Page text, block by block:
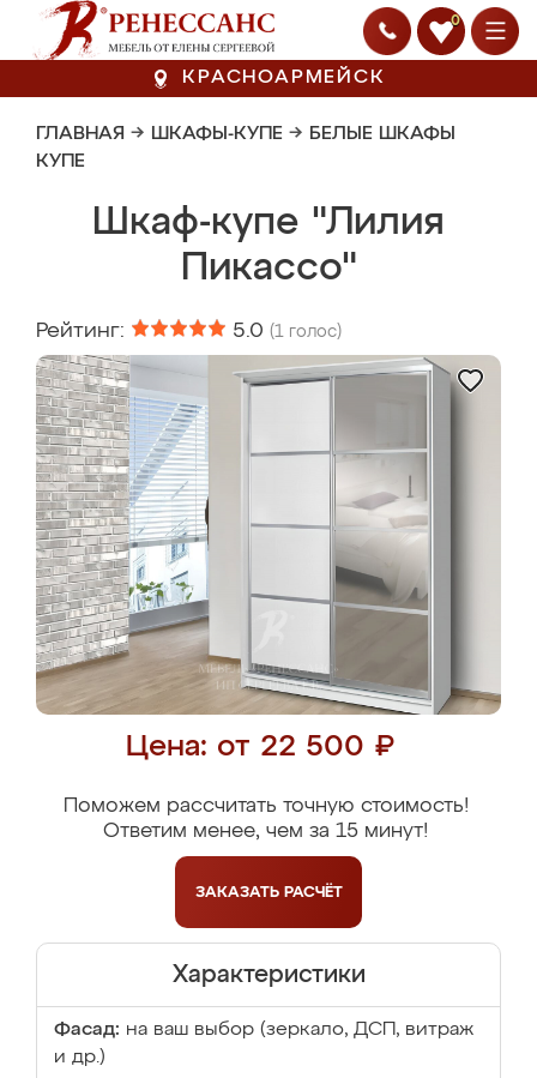
0
КРАСНОАРМЕЙСК
ГЛАВНАЯ → ШКАФЫ-КУПЕ → БЕЛЫЕ ШКАФЫ
КУПЕ
Шкаф-купе "Лилия
Пикассо"
Рейтинг: 5.0 (1 голос)
Цена: от 22 500 ₽
Поможем рассчитать точную стоимость!
Ответим менее, чем за 15 минут!
ЗАКАЗАТЬ РАСЧЁТ
Характеристики
Фасад: на ваш выбор (зеркало, ДСП, витраж
и др.)